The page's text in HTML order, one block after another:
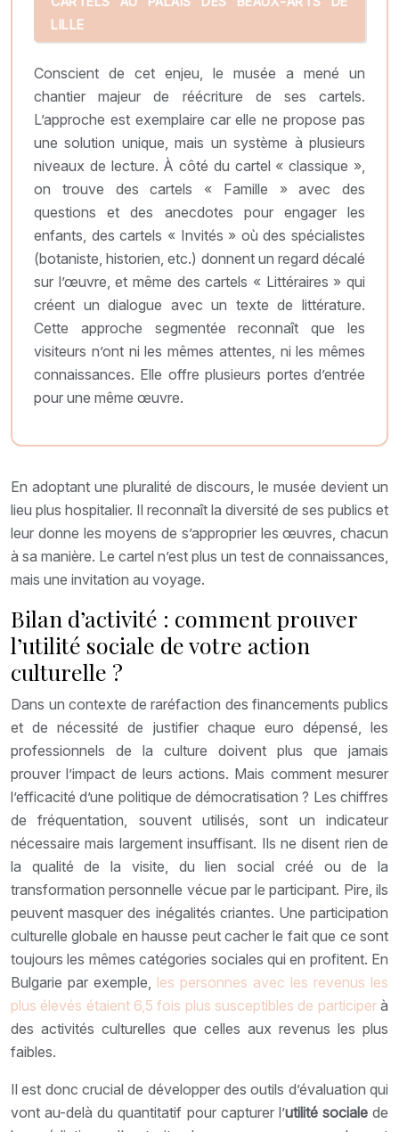
LILLE
Conscient de cet enjeu, le musée a mené un
chantier majeur de réécriture de ses cartels.
L’approche est exemplaire car elle ne propose pas
une solution unique, mais un système à plusieurs
niveaux de lecture. À côté du cartel « classique »,
on trouve des cartels « Famille » avec des
questions et des anecdotes pour engager les
enfants, des cartels « Invités » où des spécialistes
(botaniste, historien, etc.) donnent un regard décalé
sur l’œuvre, et même des cartels « Littéraires » qui
créent un dialogue avec un texte de littérature.
Cette approche segmentée reconnaît que les
visiteurs n’ont ni les mêmes attentes, ni les mêmes
connaissances. Elle offre plusieurs portes d’entrée
pour une même œuvre.
En adoptant une pluralité de discours, le musée devient un
lieu plus hospitalier. Il reconnaît la diversité de ses publics et
leur donne les moyens de s’approprier les œuvres, chacun
à sa manière. Le cartel n’est plus un test de connaissances,
mais une invitation au voyage.
Bilan d’activité : comment prouver
l’utilité sociale de votre action
culturelle ?
Dans un contexte de raréfaction des financements publics
et de nécessité de justifier chaque euro dépensé, les
professionnels de la culture doivent plus que jamais
prouver l’impact de leurs actions. Mais comment mesurer
l’efficacité d’une politique de démocratisation ? Les chiffres
de fréquentation, souvent utilisés, sont un indicateur
nécessaire mais largement insuffisant. Ils ne disent rien de
la qualité de la visite, du lien social créé ou de la
transformation personnelle vécue par le participant. Pire, ils
peuvent masquer des inégalités criantes. Une participation
culturelle globale en hausse peut cacher le fait que ce sont
toujours les mêmes catégories sociales qui en profitent. En
Bulgarie par exemple, les personnes avec les revenus les
plus élevés étaient 6,5 fois plus susceptibles de participerà
des activités culturelles que celles aux revenus les plus
faibles.
Il est donc crucial de développer des outils d’évaluation qui
vont au-delà du quantitatif pour capturer l’utilité socialede